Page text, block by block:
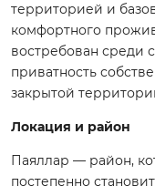
территорией и
комфортного
востребован среди
приватность
закрытой
Локация и район
Паяллар — район,
постепенно